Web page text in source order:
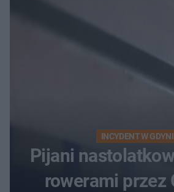
INCYDENT W GDYNI
Pijani
rowerami przez